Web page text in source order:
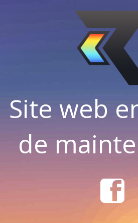
Site web
de